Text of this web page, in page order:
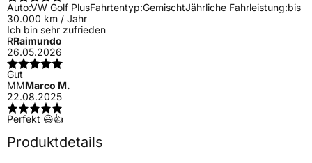
Auto:VW Golf PlusFahrtentyp:GemischtJährliche Fahrleistung:bis
30.000 km / Jahr
Ich bin sehr zufrieden
RRaimundo
26.05.2026
Gut
MMMarco M.
22.08.2025
Perfekt 😃👍
Produktdetails